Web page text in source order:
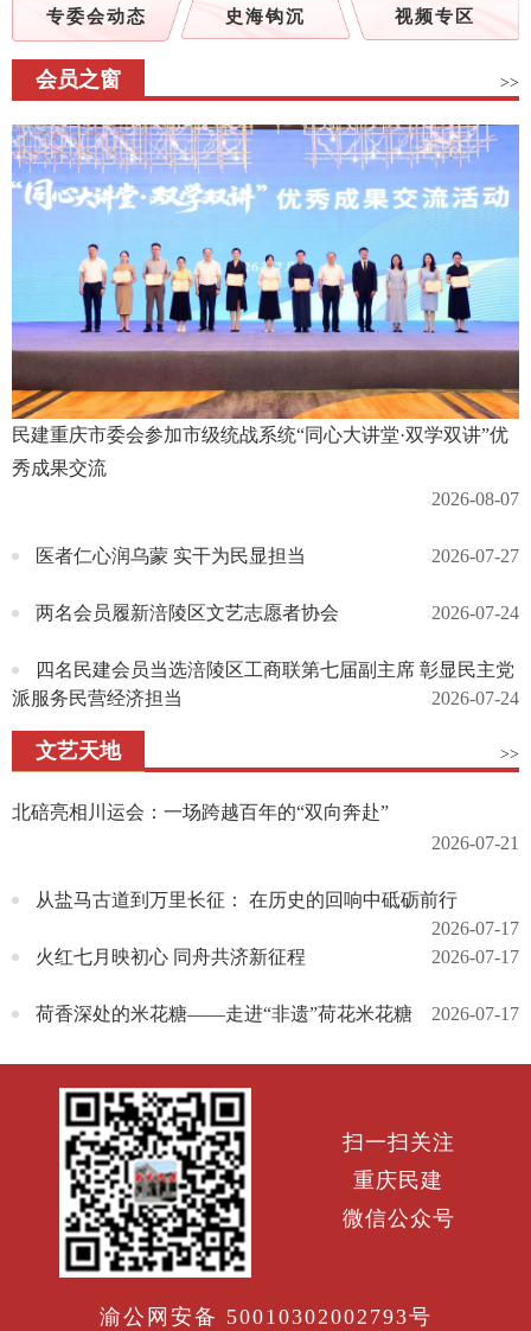
专委会动态 史海钩沉 视频专区
会员之窗 >>
民建重庆市委会参加市级统战系统“同心大讲堂·双学双讲”优
秀成果交流
2026-08-07
医者仁心润乌蒙 实干为民显担当 2026-07-27
两名会员履新涪陵区文艺志愿者协会 2026-07-24
四名民建会员当选涪陵区工商联第七届副主席 彰显民主党
派服务民营经济担当
2026-07-24
文艺天地 >>
北碚亮相川运会：一场跨越百年的“双向奔赴”
2026-07-21
从盐马古道到万里长征： 在历史的回响中砥砺前行
2026-07-17
火红七月映初心 同舟共济新征程
2026-07-17
荷香深处的米花糖——走进“非遗”荷花米花糖 2026-07-17
扫一扫关注
重庆民建
微信公众号
渝公网安备 50010302002793号